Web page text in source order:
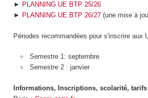
► PLANNING UE BTP 25/26
► PLANNING UE BTP 26/27(une mise à
Périodes recommandées pour s'inscrire aux
Semestre 1: septembre
Semestre 2 : janvier
Informations, Inscriptions, scolarité, tarifs